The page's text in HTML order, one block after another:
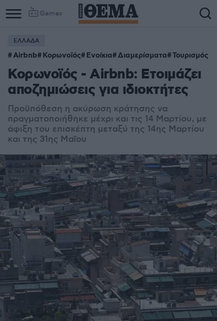
Games
ΕΛΛΑΔΑ
Airbnb Κορωνοϊός Ενοίκια Διαμερίσματα Τουρισμός
Κορωνοϊός - Airbnb: Ετοιμάζει
αποζημιώσεις για ιδιοκτήτες
Προϋπόθεση η ακύρωση κράτησης να
πραγματοποιήθηκε μέχρι και τις 14 Μαρτίου, με
άφιξη του επισκέπτη μεταξύ της 14ης Μαρτίου
και της 31ης Μαΐου